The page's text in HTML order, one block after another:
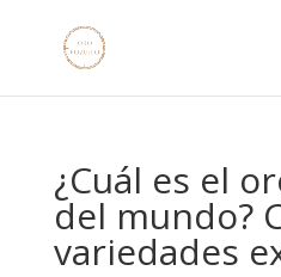
¿Cuál es el
del mundo?
variedades